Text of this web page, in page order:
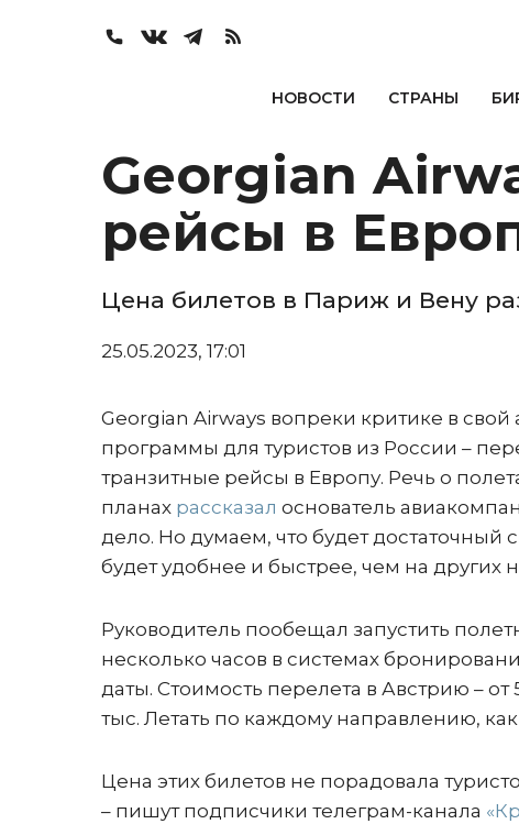
НОВОСТИ СТРАНЫ
Georgian
рейсы в
Цена билетов в Париж и Вену
25.05.2023, 17:01
Georgian Airways вопреки критике в
программы для туристов из России –
транзитные рейсы в Европу. Речь о
планах рассказал основатель
дело. Но думаем, что будет достаточный
будет удобнее и быстрее, чем на других
Руководитель пообещал запустить
несколько часов в системах
даты. Стоимость перелета в Австрию –
тыс. Летать по каждому направлению,
Цена этих билетов не порадовала
– пишут подписчики телеграм-канала